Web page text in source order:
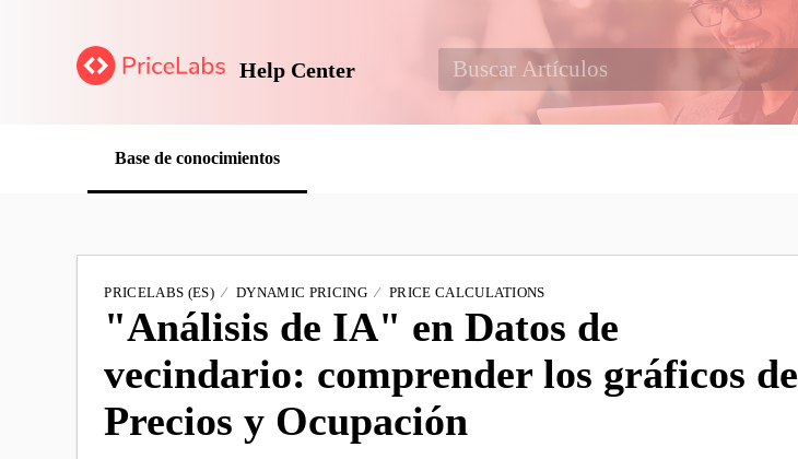
Help Center
Base de conocimientos
PRICELABS (ES) DYNAMIC PRICING PRICE CALCULATIONS
"Análisis de IA" en Datos de
vecindario: comprender los gráficos de
Precios y Ocupación